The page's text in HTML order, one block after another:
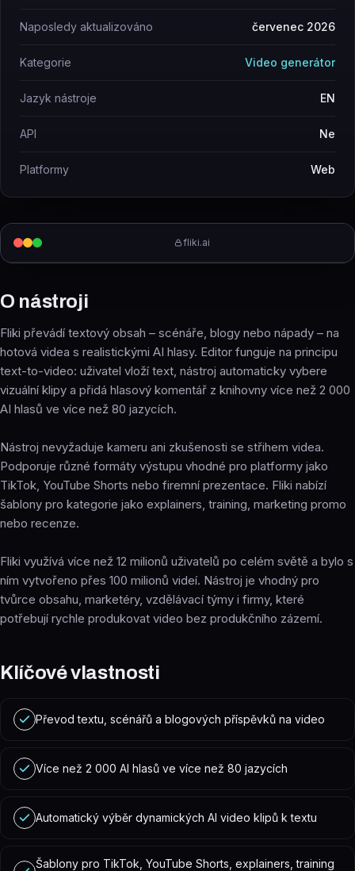
fliki.ai
O nástroji
Fliki převádí textový obsah – scénáře, blogy nebo nápady – na
hotová videa s realistickými AI hlasy. Editor funguje na principu
text-to-video: uživatel vloží text, nástroj automaticky vybere
vizuální klipy a přidá hlasový komentář z knihovny více než 2 000
AI hlasů ve více než 80 jazycích.
Nástroj nevyžaduje kameru ani zkušenosti se střihem videa.
Podporuje různé formáty výstupu vhodné pro platformy jako
TikTok, YouTube Shorts nebo firemní prezentace. Fliki nabízí
šablony pro kategorie jako explainers, training, marketing promo
nebo recenze.
Fliki využívá více než 12 milionů uživatelů po celém světě a bylo s
ním vytvořeno přes 100 milionů videí. Nástroj je vhodný pro
tvůrce obsahu, marketéry, vzdělávací týmy i firmy, které
potřebují rychle produkovat video bez produkčního zázemí.
Klíčové vlastnosti
Převod textu, scénářů a blogových příspěvků na video
Více než 2 000 AI hlasů ve více než 80 jazycích
Automatický výběr dynamických AI video klipů k textu
Šablony pro TikTok, YouTube Shorts, explainers, training
Naposledy aktualizováno červenec 2026
Kategorie Video generátor
Jazyk nástroje EN
API Ne
Platformy Web